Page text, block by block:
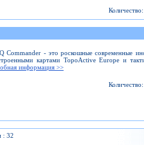
Commander - это роскошные современные
картами TopoActive Europe и
информация >>
: 32